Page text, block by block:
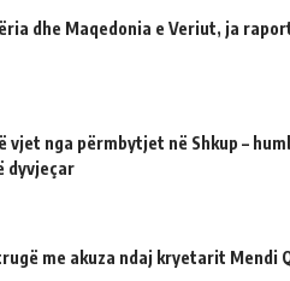
dhe Maqedonia e Veriut, ja
vjet nga përmbytjet në Shkup –
dyvjeçar
me akuza ndaj kryetarit Mendi